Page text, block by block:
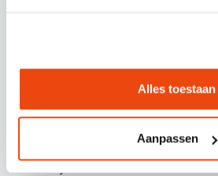
Alles toestaan
Aanpassen
HOE ELEVEN TRAVEL
Wij bieden een complete
zakelijk evenementenvervoer